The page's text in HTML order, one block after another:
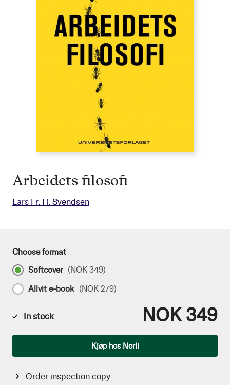
Arbeidets filosofi
Lars Fr. H. Svendsen
Choose format
Softcover (NOK 349)
Allvit e-book (NOK 279)
In stock NOK 349
Kjøp hos Norli
Order inspection copy